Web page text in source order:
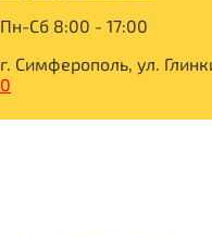
Пн-Сб 8:00 - 17:00
г. Симферополь, ул.
0